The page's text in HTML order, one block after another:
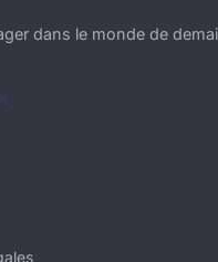
dans le monde de